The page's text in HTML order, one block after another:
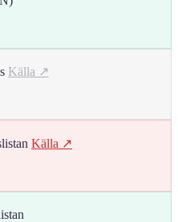
Källa ↗
Källa ↗